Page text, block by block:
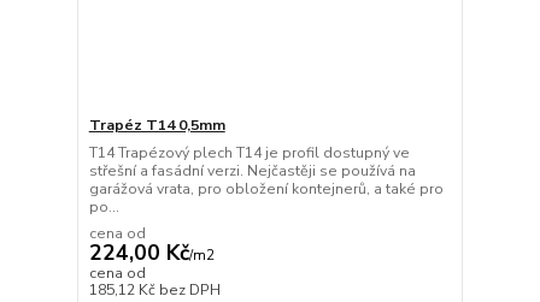
Trapéz T14 0,5mm
T14 Trapézový plech T14 je profil dostupný ve
střešní a fasádní verzi. Nejčastěji se používá na
garážová vrata, pro obložení kontejnerů, a také pro
po...
cena od
224,00 Kč/m2
cena od
185,12 Kč bez DPH